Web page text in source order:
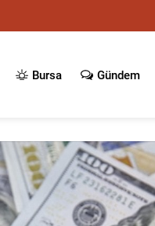
Bursa Gündem